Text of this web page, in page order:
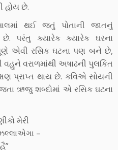
હોય છે.
થઈ જતું પોતાની જાતનું
છે. પરંતુ ક્યારેક ક્યારેક ઘરના
એવી રસિક ઘટના પણ બને છે,
વરાળમાંથી અષાઢની પુલકિત
પ્રાપ્ત થાય છે. કવિએ સોયની
ઋજુ શબ્દોમાં એ રસિક ઘટના
મેરી
–